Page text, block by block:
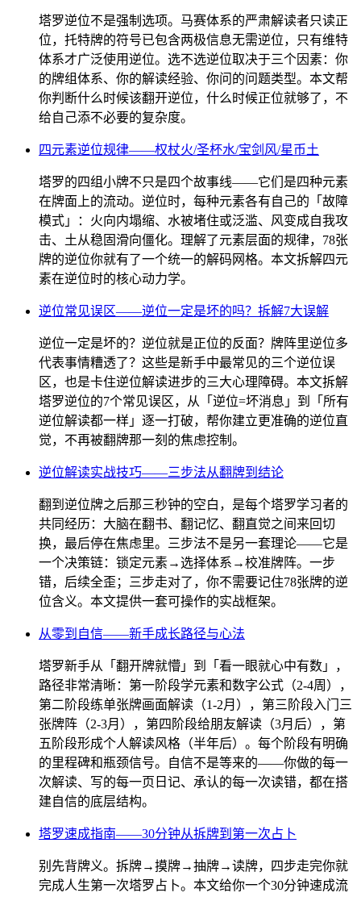
塔罗逆位不是强制选项。马赛体系的严肃解读者只读正
位，托特牌的符号已包含两极信息无需逆位，只有维特
体系才广泛使用逆位。选不选逆位取决于三个因素：你
的牌组体系、你的解读经验、你问的问题类型。本文帮
你判断什么时候该翻开逆位，什么时候正位就够了，不
给自己添不必要的复杂度。
四元素逆位规律——权杖火/圣杯水/宝剑风/星币土
塔罗的四组小牌不只是四个故事线——它们是四种元素
在牌面上的流动。逆位时，每种元素各有自己的「故障
模式」：火向内塌缩、水被堵住或泛滥、风变成自我攻
击、土从稳固滑向僵化。理解了元素层面的规律，78张
牌的逆位你就有了一个统一的解码网格。本文拆解四元
素在逆位时的核心动力学。
逆位常见误区——逆位一定是坏的吗？拆解7大误解
逆位一定是坏的？逆位就是正位的反面？牌阵里逆位多
代表事情糟透了？这些是新手中最常见的三个逆位误
区，也是卡住逆位解读进步的三大心理障碍。本文拆解
塔罗逆位的7个常见误区，从「逆位=坏消息」到「所有
逆位解读都一样」逐一打破，帮你建立更准确的逆位直
觉，不再被翻牌那一刻的焦虑控制。
逆位解读实战技巧——三步法从翻牌到结论
翻到逆位牌之后那三秒钟的空白，是每个塔罗学习者的
共同经历：大脑在翻书、翻记忆、翻直觉之间来回切
换，最后停在焦虑里。三步法不是另一套理论——它是
一个决策链：锁定元素→选择体系→校准牌阵。一步
错，后续全歪；三步走对了，你不需要记住78张牌的逆
位含义。本文提供一套可操作的实战框架。
从零到自信——新手成长路径与心法
塔罗新手从「翻开牌就懵」到「看一眼就心中有数」，
路径非常清晰：第一阶段学元素和数字公式（2-4周），
第二阶段练单张牌画面解读（1-2月），第三阶段入门三
张牌阵（2-3月），第四阶段给朋友解读（3月后），第
五阶段形成个人解读风格（半年后）。每个阶段有明确
的里程碑和瓶颈信号。自信不是等来的——你做的每一
次解读、写的每一页日记、承认的每一次读错，都在搭
建自信的底层结构。
塔罗速成指南——30分钟从拆牌到第一次占卜
别先背牌义。拆牌→摸牌→抽牌→读牌，四步走完你就
完成人生第一次塔罗占卜。本文给你一个30分钟速成流